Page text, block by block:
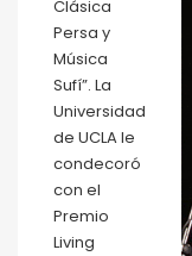
Clásica
Persa y
Música
Sufí”. La
Universidad
de UCLA le
condecoró
con el
Premio
Living